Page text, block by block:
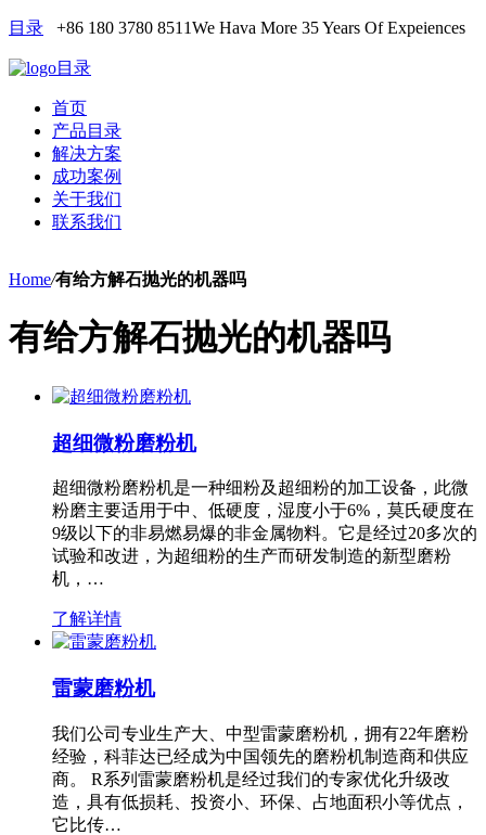
目录 +86 180 3780 8511We Hava More 35 Years Of Expeiences
目录
首页
产品目录
解决方案
成功案例
关于我们
联系我们
Home/有给方解石抛光的机器吗
有给方解石抛光的机器吗
超细微粉磨粉机
超细微粉磨粉机是一种细粉及超细粉的加工设备，此微
粉磨主要适用于中、低硬度，湿度小于6%，莫氏硬度在
9级以下的非易燃易爆的非金属物料。它是经过20多次的
试验和改进，为超细粉的生产而研发制造的新型磨粉
机，…
了解详情
雷蒙磨粉机
我们公司专业生产大、中型雷蒙磨粉机，拥有22年磨粉
经验，科菲达已经成为中国领先的磨粉机制造商和供应
商。 R系列雷蒙磨粉机是经过我们的专家优化升级改
造，具有低损耗、投资小、环保、占地面积小等优点，
它比传…